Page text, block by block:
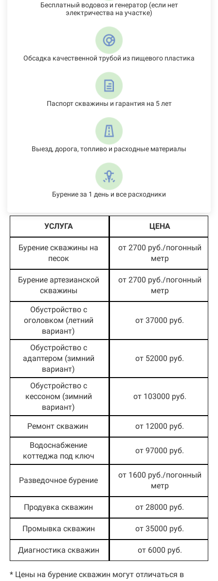
Бесплатный водовоз и генератор (если нет
электричества на участке)
Обсадка качественной трубой из пищевого пластика
Паспорт скважины и гарантия на 5 лет
Выезд, дорога, топливо и расходные материалы
Бурение за 1 день и все расходники
УСЛУГА ЦЕНА
Бурение скважины на
песок
от 2700 руб./погонный
метр
Бурение артезианской
скважины
от 2700 руб./погонный
метр
Обустройство с
оголовком (летний
вариант)
от 37000 руб.
Обустройство с
адаптером (зимний
вариант)
от 52000 руб.
Обустройство с
кессоном (зимний
вариант)
от 103000 руб.
Ремонт скважин от 12000 руб.
Водоснабжение
коттеджа под ключ
от 97000 руб.
Разведочное бурение
от 1600 руб./погонный
метр
Продувка скважин от 28000 руб.
Промывка скважин от 35000 руб.
Диагностика скважин от 6000 руб.
* Цены на бурение скважин могут отличаться в